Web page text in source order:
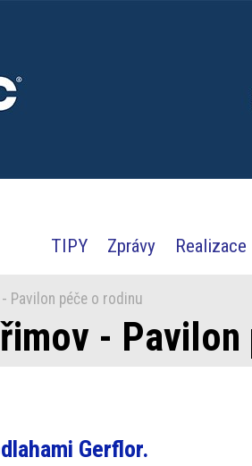
TIPY Zprávy Realizace
Pavilon péče o rodinu
- Pavilon
Gerflor.